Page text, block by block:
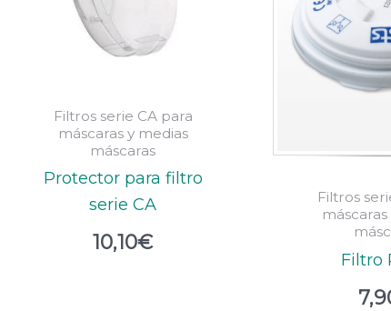
Filtros serie CA para
máscaras y medias
máscaras
Protector para filtro
serie CA
10,10€
Filtros
Filtro